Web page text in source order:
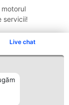
Live chat
servicii!